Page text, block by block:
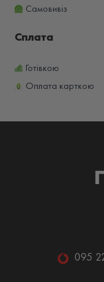
Самовивіз
Сплата
Готівкою
Оплата карткою
095